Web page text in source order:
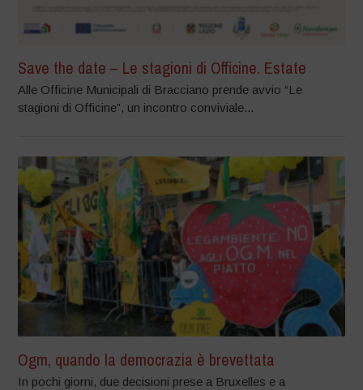
Save the date – Le stagioni di Officine. Estate
Alle Officine Municipali di Bracciano prende avvio “Le
stagioni di Officine”, un incontro conviviale...
Ogm, quando la democrazia è brevettata
In pochi giorni, due decisioni prese a Bruxelles e a